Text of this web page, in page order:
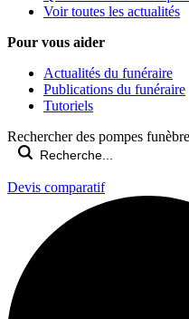
Voir toutes les actualités
Pour vous aider
Actualités du funéraire
Publications du funéraire
Tutoriels
Rechercher des pompes
Devis comparatif